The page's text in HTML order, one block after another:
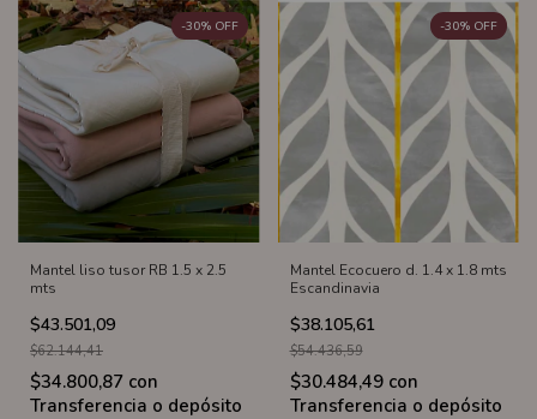
Mantel liso tusor RB 1.5 x 2.5
mts
$43.501,09
-30% OFF
$62.144,41
$34.800,87 con
Transferencia o depósito
Mantel Ecocuero d. 1.4 x 1.8 mts
Escandinavia
$38.105,61
-30% OFF
$54.436,59
$30.484,49 con
Transferencia o depósito